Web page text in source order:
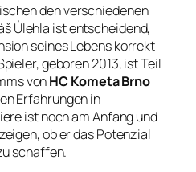
den verschiedenen
Úlehla ist entscheidend,
seines Lebens korrekt
geboren 2013, ist Teil
vonHC Kometa Brno
Erfahrungen in
ist noch am Anfang und
ob er das Potenzial
schaffen.